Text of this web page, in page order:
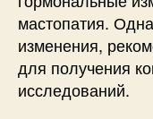
мастопатия.
изменения,
для получения
исследований.